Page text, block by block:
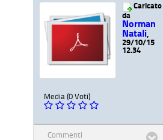
Caricato
da
Norman
Natali
29/10/15
12.34
Media (0 Voti)
Commenti